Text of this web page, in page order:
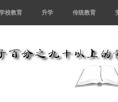
校教育 升学 传统教育